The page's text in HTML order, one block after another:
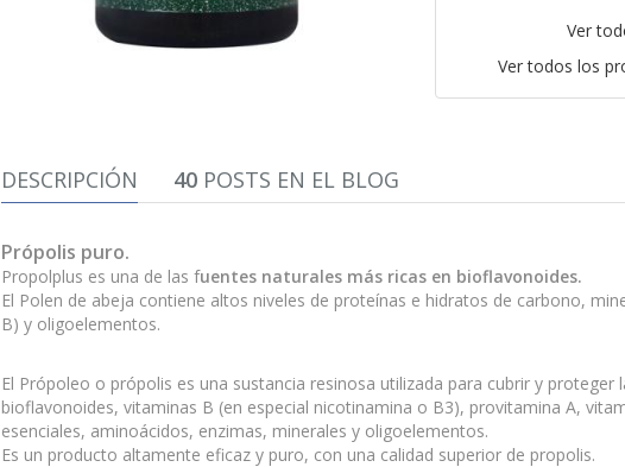
Ver
Ver todos los
DESCRIPCIÓN 40POSTS EN EL BLOG
Própolis puro.
Propolplus es una de las fuentes naturales más ricas en bioflavonoides.
El Polen de abeja contiene altos niveles de proteínas e hidratos de carbono,
B) y oligoelementos.
El Própoleo o própolis es una sustancia resinosa utilizada para cubrir y proteger
bioflavonoides, vitaminas B (en especial nicotinamina o B3), provitamina A,
esenciales, aminoácidos, enzimas, minerales y oligoelementos.
Es un producto altamente eficaz y puro, con una calidad superior de propolis.